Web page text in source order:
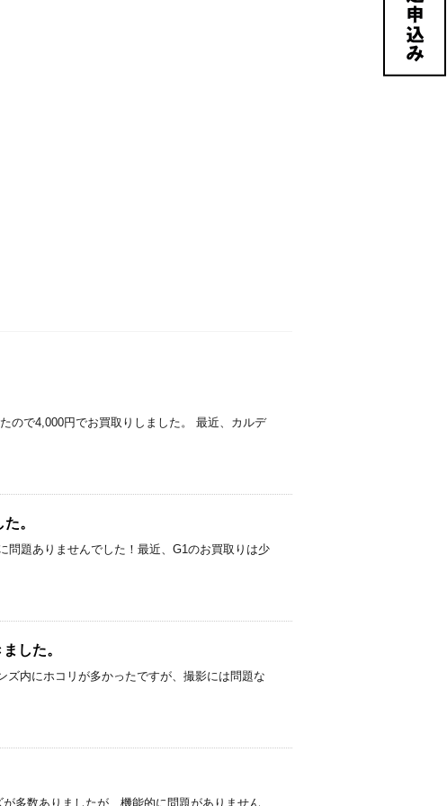
ので4,000円でお買取りしました。 最近、カルデ
。
問題ありませんでした！最近、G1のお買取りは少
した。
ズ内にホコリが多かったですが、撮影には問題な
多数ありましたが、機能的に問題がありません